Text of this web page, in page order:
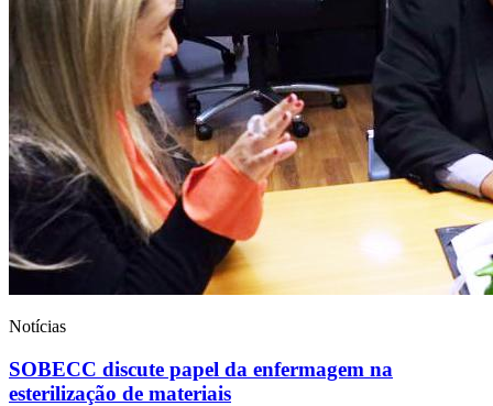
Notícias
SOBECC discute papel da enfermagem na
esterilização de materiais